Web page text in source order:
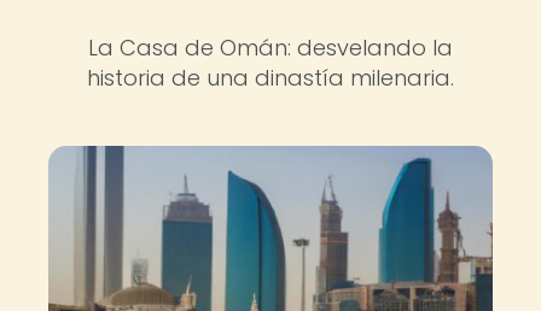
La Casa de Omán: desvelando la
historia de una dinastía milenaria.